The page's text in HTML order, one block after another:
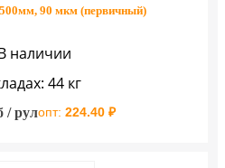
90 мкм (первичный)
наличии
44 кг
/ рулопт: 224.40 ₽